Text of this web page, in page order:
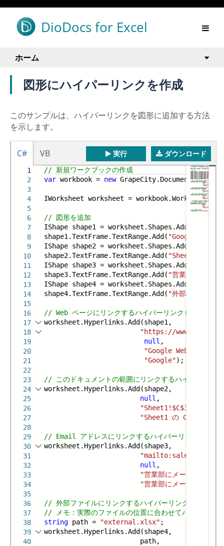
DioDocs for Excel
ホーム
図形にハイパーリンクを作成
このサンプルは、ハイパーリンクを図形に追加する方法
を示します。
C# VB 実行 ダウンロード
1
2
3
4
5
6
7
8
9
10
11
12
13
14
15
16
17
18
19
20
21
22
23
24
25
26
27
28
29
30
31
32
33
34
35
36
37
38
39
40
// 新規ワークブックの作成
var workbook = new
IWorksheet worksheet = workbook.Worksheets[
// 図形を追加
IShape shape1 =
shape1.TextFrame.TextRange.Add( "Google Web
IShape shape2 =
shape2.TextFrame.TextRange.Add( "Sheet1 の
IShape shape3 =
shape3.TextFrame.TextRange.Add( "営業部にメール
IShape shape4 =
shape4.TextFrame.TextRange.Add( "外部の.xlsxフ
// Web ページにリンクするハイパーリンクを追加
worksheet.Hyperlinks.Add(shape1,
"https://
null ,
"Google Web サイトを
"Google");
// このドキュメントの範囲にリンクするハイパーリン
worksheet.Hyperlinks.Add(shape2,
null ,
"Sheet1!$C$3:$E$4"
"Sheet1 の C3:E4 に移
// Email アドレスにリンクするハイパーリンクを追加
worksheet.Hyperlinks.Add(shape3,
null ,
"営業部にメールを送信し
"営業部にメールを送信し
// 外部ファイルにリンクするハイパーリンクを追加
// メモ：実際のファイルの位置に合わせてパスを変更
string path = "external.xlsx" ;
worksheet.Hyperlinks.Add(shape4,
path,